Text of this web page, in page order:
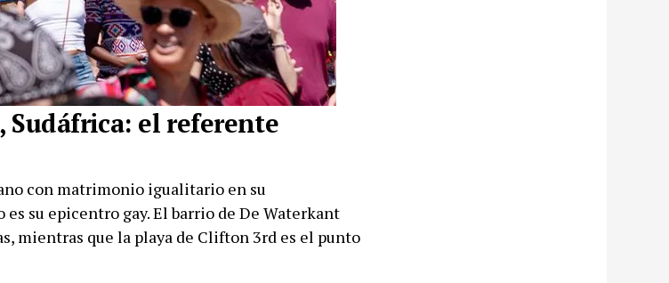
Sudáfrica: el referente
con matrimonio igualitario en su
su epicentro gay. El barrio de De Waterkant
mientras que la playa de Clifton 3rd es el punto